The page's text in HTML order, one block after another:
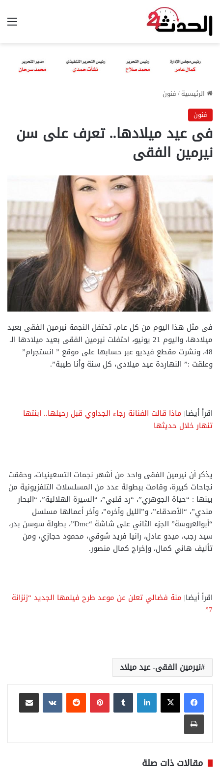
الرئيسية/فنون
فنون
فى عيد ميلادها.. تعرف على سن
نيرمين الفقى
فى مثل هذا اليوم من كل عام، تحتفل النجمة نيرمين الفقى بعيد
ميلادها، واليوم 21 يونيو، احتفلت نيرمين الفقى بعيد ميلادها الـ
48، ونشرت مقطع فيديو عبر حسابها على موقع ” انستجرام”
وعلقت :” النهاردة عيد ميلادى، كل سنة وأنا طيبة”.
اقرأ أيضا| ماذا قالت الفنانة رجاء الجداوي قبل رحيلها.. ابنتها
تنهار خلال حديثها
يذكر أن نيرمين الفقى واحد من أشهر نجمات التسعينيات، وحققت
نجاحات كبيرة، وقامت ببطولة عدد من المسلسلات التلفزيونية من
بينها : “حياة الجوهري”، “رد قلبي”، “السيرة الهلالية”، “البحار
مندي”، “الأصدقاء”، و”الليل وآخره”، وآخر أعمالها مسلسل
“أبوالعروسة” الجزء الثاني على شاشة “Dmc”، بطولة سوسن بدر،
سيد رجب، ميدو عادل، رانيا فريد شوقي، محمود حجازي، ومن
تأليف هاني كمال، وإخراج كمال منصور.
اقرأ أيضا| منة فضالي تعلن عن موعد طرح فيلمها الجديد “زنزانة
7”
نيرمين الفقى- عيد ميلاد
لينكدإن بينتيريست
مشاركة عبر البريد
طباعة
مقالات ذات صلة